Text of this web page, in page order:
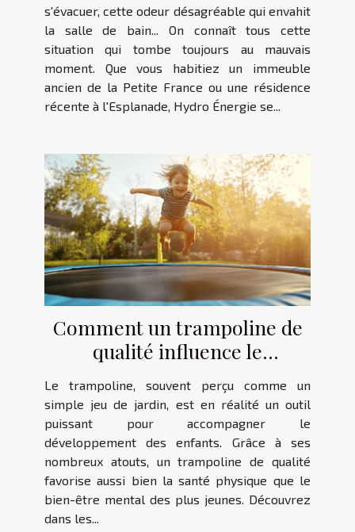
s'évacuer, cette odeur désagréable qui envahit
la salle de bain... On connaît tous cette
situation qui tombe toujours au mauvais
moment. Que vous habitiez un immeuble
ancien de la Petite France ou une résidence
récente à l'Esplanade, Hydro Énergie se...
Comment un trampoline de
qualité influence le
développement enfantin ?
Le trampoline, souvent perçu comme un
simple jeu de jardin, est en réalité un outil
puissant pour accompagner le
développement des enfants. Grâce à ses
nombreux atouts, un trampoline de qualité
favorise aussi bien la santé physique que le
bien-être mental des plus jeunes. Découvrez
dans les...